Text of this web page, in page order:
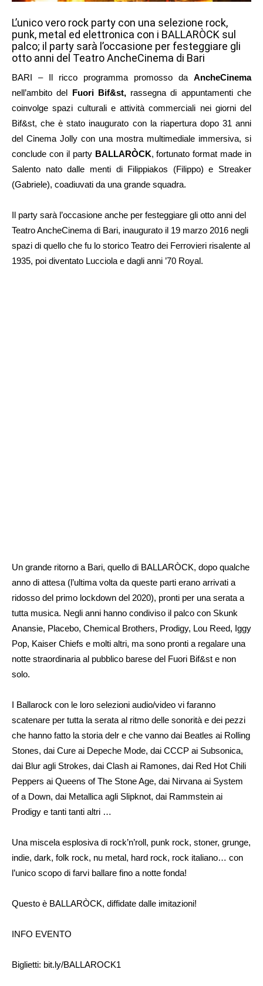
L’unico vero rock party con una selezione rock,
punk, metal ed elettronica con i BALLARÒCK sul
palco; il party sarà l’occasione per festeggiare gli
otto anni del Teatro AncheCinema di Bari
BARI – Il ricco programma promosso da AncheCinema
nell’ambito del Fuori Bif&st,rassegna di appuntamenti che
coinvolge spazi culturali e attività commerciali nei giorni del
Bif&st, che è stato inaugurato con la riapertura dopo 31 anni
del Cinema Jolly con una mostra multimediale immersiva, si
conclude con il partyBALLARÒCK, fortunato format made in
Salento nato dalle menti di Filippiakos (Filippo) e Streaker
(Gabriele), coadiuvati da una grande squadra.
Il party sarà l’occasione anche per festeggiare gli otto anni del
Teatro AncheCinema di Bari, inaugurato il 19 marzo 2016 negli
spazi di quello che fu lo storico Teatro dei Ferrovieri risalente al
1935, poi diventato Lucciola e dagli anni ’70 Royal.
Un grande ritorno a Bari, quello di BALLARÒCK, dopo qualche
anno di attesa (l’ultima volta da queste parti erano arrivati a
ridosso del primo lockdown del 2020), pronti per una serata a
tutta musica. Negli anni hanno condiviso il palco con Skunk
Anansie, Placebo, Chemical Brothers, Prodigy, Lou Reed, Iggy
Pop, Kaiser Chiefs e molti altri, ma sono pronti a regalare una
notte straordinaria al pubblico barese del Fuori Bif&st e non
solo.
I Ballarock con le loro selezioni audio/video vi faranno
scatenare per tutta la serata al ritmo delle sonorità e dei pezzi
che hanno fatto la storia delr e che vanno dai Beatles ai Rolling
Stones, dai Cure ai Depeche Mode, dai CCCP ai Subsonica,
dai Blur agli Strokes, dai Clash ai Ramones, dai Red Hot Chili
Peppers ai Queens of The Stone Age, dai Nirvana ai System
of a Down, dai Metallica agli Slipknot, dai Rammstein ai
Prodigy e tanti tanti altri …
Una miscela esplosiva di rock’n’roll, punk rock, stoner, grunge,
indie, dark, folk rock, nu metal, hard rock, rock italiano… con
l’unico scopo di farvi ballare fino a notte fonda!
Questo è BALLARÒCK, diffidate dalle imitazioni!
INFO EVENTO
Biglietti: bit.ly/BALLAROCK1